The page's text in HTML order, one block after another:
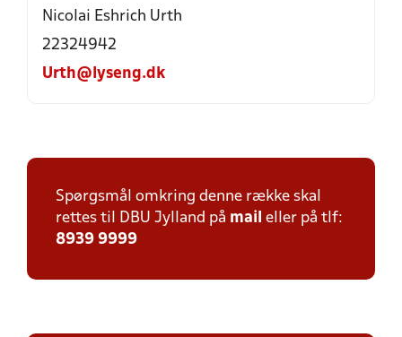
Nicolai Eshrich Urth
22324942
Urth@lyseng.dk
Spørgsmål omkring denne række skal
rettes til DBU Jylland på mail eller på tlf:
8939 9999